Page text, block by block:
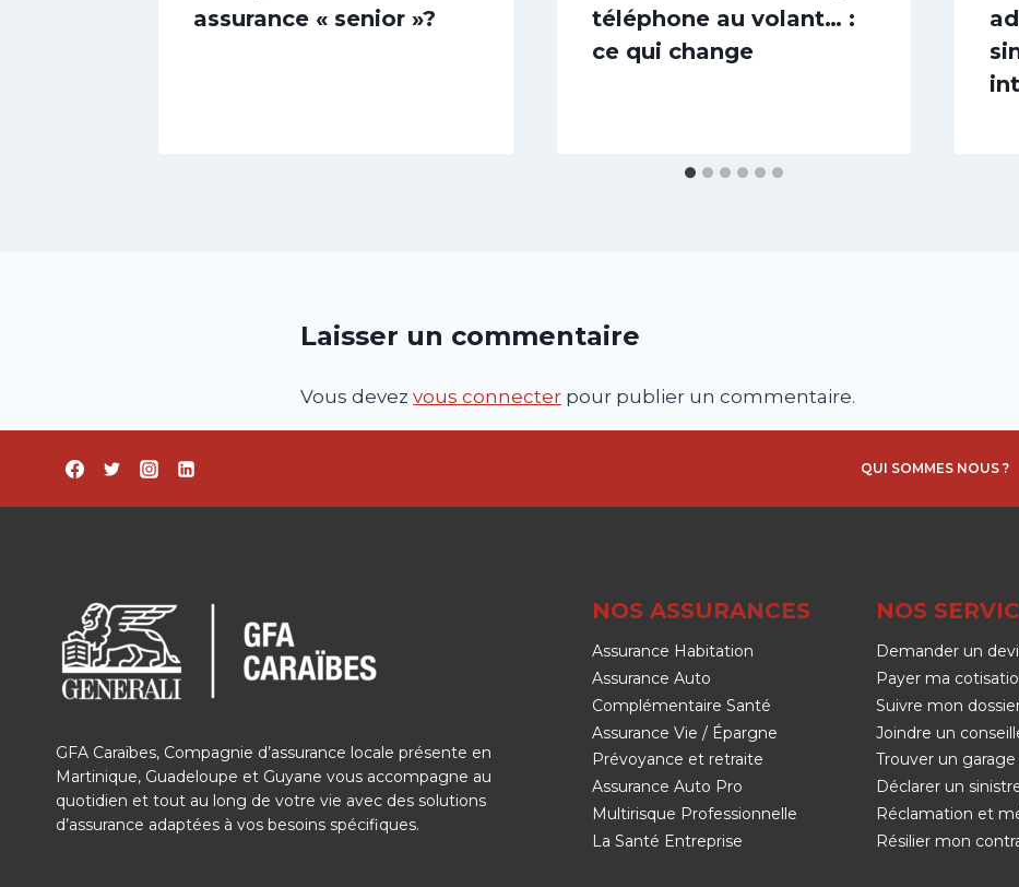
assurance « senior »?
téléphone au volant… :
ce qui change
Laisser un commentaire
Vous devez vous connecter pour publier un commentaire.
QUI SOMMES NOUS ?
GFA Caraïbes, Compagnie d’assurance locale présente en
Martinique, Guadeloupe et Guyane vous accompagne au
quotidien et tout au long de votre vie avec des solutions
d’assurance adaptées à vos besoins spécifiques.
NOS ASSURANCES
Assurance Habitation
Assurance Auto
Complémentaire Santé
Assurance Vie / Épargne
Prévoyance et retraite
Assurance Auto Pro
Multirisque Professionnelle
La Santé Entreprise
NOS
Demander un
Payer ma
Suivre mon
Joindre un
Trouver un garage
Déclarer un
Réclamation et
Résilier mon